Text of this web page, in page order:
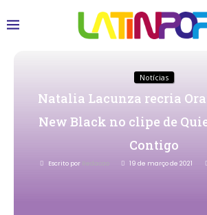
Notícias
Natalia Lacunza recria
New Black no clipe de
Contigo
Escrito por 19 de março de 2021